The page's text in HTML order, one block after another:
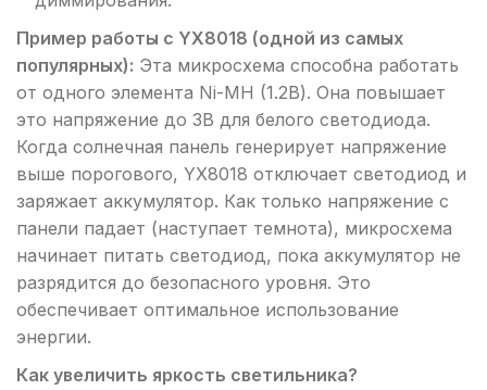
Пример работы с YX8018 (одной из самых
популярных): Эта микросхема способна работать
от одного элемента Ni-MH (1.2В). Она повышает
это напряжение до 3В для белого светодиода.
Когда солнечная панель генерирует напряжение
выше порогового, YX8018 отключает светодиод и
заряжает аккумулятор. Как только напряжение с
панели падает (наступает темнота), микросхема
начинает питать светодиод, пока аккумулятор не
разрядится до безопасного уровня. Это
обеспечивает оптимальное использование
энергии.
Как увеличить яркость светильника?